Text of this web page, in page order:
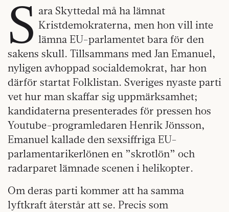
S ara Skyttedal må ha lämnat
Kristdemokraterna, men hon vill inte
lämna EU-parlamentet bara för den
sakens skull. Tillsammans med Jan Emanuel,
nyligen avhoppad socialdemokrat, har hon
därför startat Folklistan. Sveriges nyaste parti
vet hur man skaffar sig uppmärksamhet;
kandidaterna presenterades för pressen hos
Youtube-programledaren Henrik Jönsson,
Emanuel kallade den sexsiffriga EU-
parlamentarikerlönen en ”skrotlön” och
radarparet lämnade scenen i helikopter.
Om deras parti kommer att ha samma
lyftkraft återstår att se. Precis som